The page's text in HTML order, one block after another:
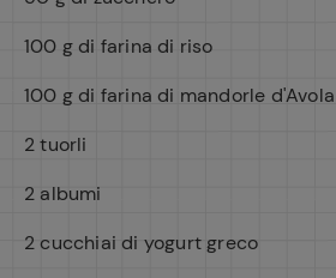
100 g di farina di riso
100 g di farina di mandorle d'Avola
2 tuorli
2 albumi
2 cucchiai di yogurt greco